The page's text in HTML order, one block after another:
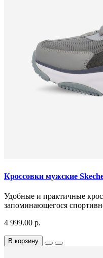
Кроссовки мужские
Удобные и практичные
запоминающегося
4 999.00 р.
В корзину